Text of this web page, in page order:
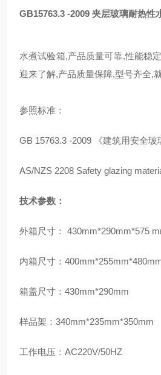
GB15763.3 -2009 夹层玻璃耐热性
水煮试验箱,产品质量可靠,性能稳
迎来了解,产品质量保障,型号齐全,
参照标准：
GB 15763.3 -2009 《建筑用安全玻
AS/NZS 2208 Safety glazing
技术参数：
外箱尺寸：
内箱尺寸：
箱盖尺寸：
样品架：340mm*235mm*350mm
工作电压：AC220V/